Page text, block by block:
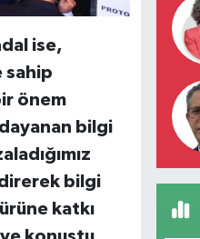
ise,
sahip
önem
bilgi
bilgi
katkı